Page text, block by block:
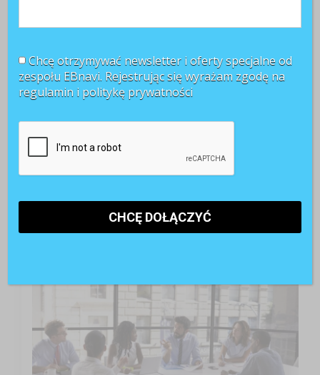
TOP 3 miesiąca
Chcę otrzymywać newsletter i oferty specjalne od
zespołu EBnavi. Rejestrując się wyrażam zgodę na
regulamin i politykę prywatności